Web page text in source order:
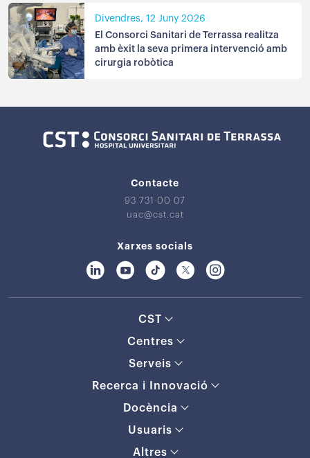
Divendres, 12 Juny 2026
El Consorci Sanitari de Terrassa realitza
amb èxit la seva primera intervenció amb
cirurgia robòtica
Contacte
93 731 00 07
uac@cst.cat
Xarxes socials
CST
Centres
Serveis
Recerca i Innovació
Docència
Usuaris
Altres